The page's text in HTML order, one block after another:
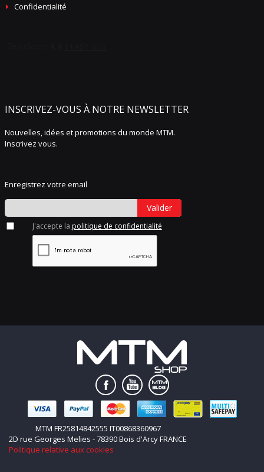
Confidentialité
INSCRIVEZ-VOUS À NOTRE NEWSLETTER
Nouvelles, idées et promotions du monde MTM.
Inscrivez vous.
Enregistrez votre email
Valider
J'accepte la politique de confidentialité
MTM FR25814842555 IT00868360967
2D rue Georges Melies - 78390 Bois d'Arcy FRANCE
Politique relative aux cookies